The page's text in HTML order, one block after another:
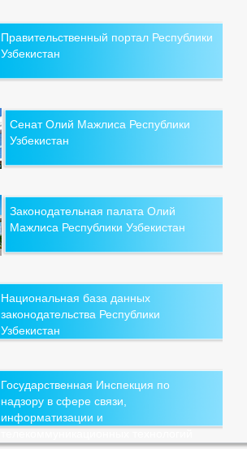
Правительственный портал Республики
Узбекистан
Сенат Олий Мажлиса Республики
Узбекистан
Законодательная палата Олий
Мажлиса Республики Узбекистан
Национальная база данных
законодательства Республики
Узбекистан
Государственная Инспекция по
надзору в сфере связи,
информатизации и